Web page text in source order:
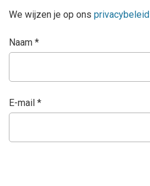
We wijzen je op ons privacybeleid
Naam *
E-mail *